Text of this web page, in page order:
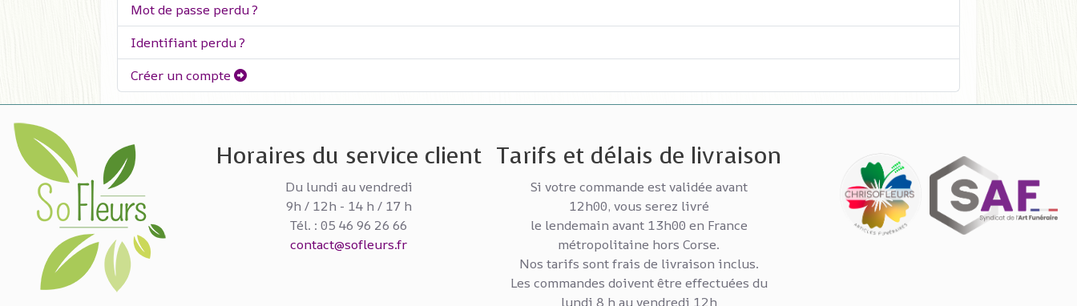
Mot de passe perdu ?
Identifiant perdu ?
Créer un compte
Horaires du service client
Du lundi au vendredi
9h / 12h - 14 h / 17 h
Tél. : 05 46 96 26 66
contact@sofleurs.fr
Tarifs et délais de livraison
Si votre commande est validée avant
12h00, vous serez livré
le lendemain avant 13h00 en France
métropolitaine hors Corse.
Nos tarifs sont frais de livraison inclus.
Les commandes doivent être effectuées du
lundi 8 h au vendredi 12h